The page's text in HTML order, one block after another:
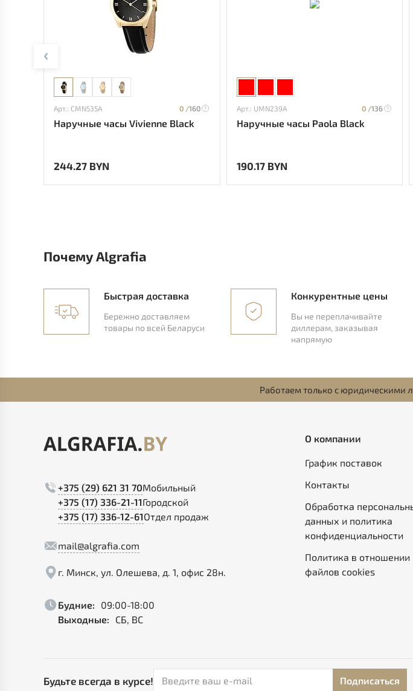
Арт.: CMN535A 0 /160
Наручные часы Vivienne Black
244.27 BYN
Арт.: UMN239A 0 /136
Наручные часы Paola Black
190.17 BYN
Почему Algrafia
Быстрая доставка
Бережно доставляем
товары по всей Беларуси
Конкурентные цены
Вы не переплачивайте
диллерам, заказывая
напрямую
Работаем только с юридическими
+375 (29) 621 31 70Мобильный
+375 (17) 336-21-11Городской
+375 (17) 336-12-61Отдел продаж
mail@algrafia.com
г. Минск, ул. Олешева, д. 1, офис 28н.
Будние:
09:00-18:00
Выходные:
СБ, ВС
О компании
График поставок
Контакты
Обработка
данных и политика
конфиденциальности
Политика в отношении
файлов cookies
Будьте всегда в курсе! Подписаться